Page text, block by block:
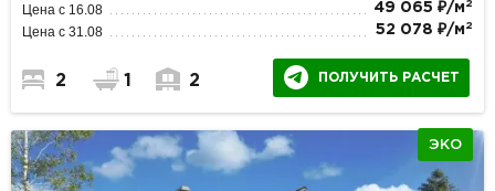
Цена с 16.08 49 065 ₽/м 2
Цена с 31.08 52 078 ₽/м 2
2 1 2 ПОЛУЧИТЬ РАСЧЕТ
ЭКО